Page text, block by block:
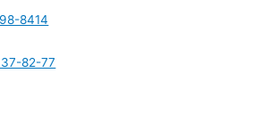
8414
82-77